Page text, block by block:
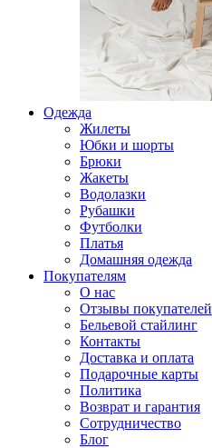
Одежда
Жилеты
Юбки и шорты
Брюки
Жакеты
Водолазки
Рубашки
Футболки
Платья
Домашняя одежда
Покупателям
О нас
Отзывы покупателей
Бельевой стайлинг
Контакты
Доставка и оплата
Подарочные карты
Политика
Возврат и гарантия
Сотрудничество
Блог